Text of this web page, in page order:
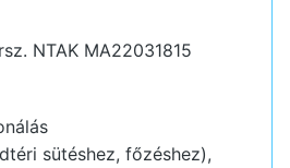
NTAK MA22031815
sütéshez, főzéshez),